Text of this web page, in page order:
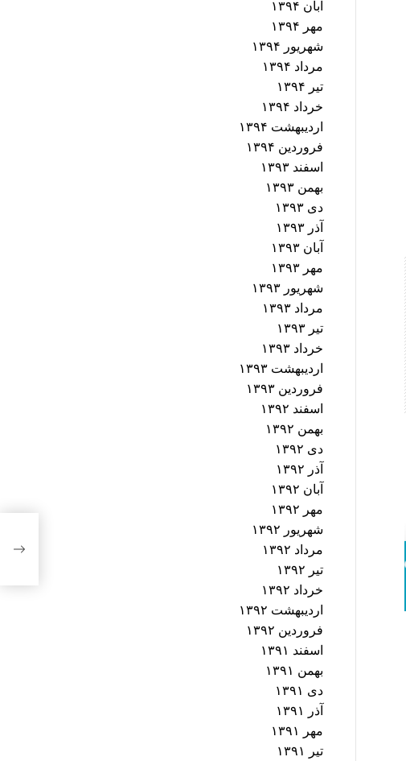
آبان ۱۳۹۴
مهر ۱۳۹۴
شهریور ۱۳۹۴
مرداد ۱۳۹۴
تیر ۱۳۹۴
خرداد ۱۳۹۴
اردیبهشت ۱۳۹۴
فروردین ۱۳۹۴
اسفند ۱۳۹۳
بهمن ۱۳۹۳
دی ۱۳۹۳
آذر ۱۳۹۳
آبان ۱۳۹۳
مهر ۱۳۹۳
شهریور ۱۳۹۳
مرداد ۱۳۹۳
تیر ۱۳۹۳
خرداد ۱۳۹۳
اردیبهشت ۱۳۹۳
فروردین ۱۳۹۳
اسفند ۱۳۹۲
بهمن ۱۳۹۲
دی ۱۳۹۲
آذر ۱۳۹۲
آبان ۱۳۹۲
مهر ۱۳۹۲
شهریور ۱۳۹۲
مرداد ۱۳۹۲
تیر ۱۳۹۲
خرداد ۱۳۹۲
اردیبهشت ۱۳۹۲
فروردین ۱۳۹۲
اسفند ۱۳۹۱
بهمن ۱۳۹۱
دی ۱۳۹۱
آذر ۱۳۹۱
مهر ۱۳۹۱
تیر ۱۳۹۱